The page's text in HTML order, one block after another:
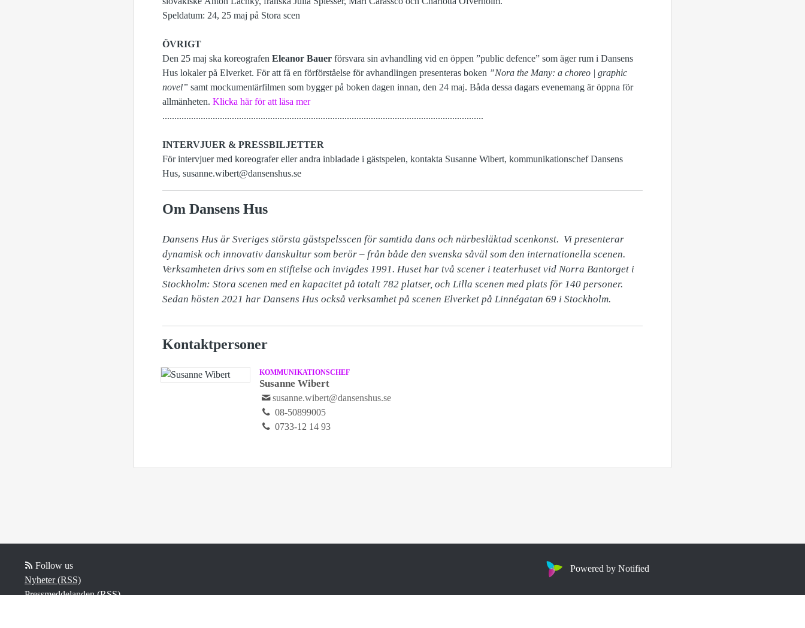
Speldatum: 24, 25 maj på Stora scen
ÖVRIGT
Den 25 maj ska koreografen Eleanor Bauer försvara sin avhandling vid en öppen ”public defence” som äger rum i Dansens
Hus lokaler på Elverket. För att få en förförståelse för avhandlingen presenteras boken ”Nora the Many: a choreo | graphic
novel” samt mockumentärfilmen som bygger på boken dagen innan, den 24 maj. Båda dessa dagars evenemang är öppna för
allmänheten. Klicka här för att läsa mer
......................................................................................................................................
INTERVJUER & PRESSBILJETTER
För intervjuer med koreografer eller andra inbladade i gästspelen, kontakta Susanne Wibert, kommunikationschef Dansens
Hus, susanne.wibert@dansenshus.se
Om Dansens Hus
Dansens Hus är Sveriges största gästspelsscen för samtida dans och närbesläktad scenkonst.  Vi presenterar
dynamisk och innovativ danskultur som berör – från både den svenska såväl som den internationella scenen.
Verksamheten drivs som en stiftelse och invigdes 1991. Huset har två scener i teaterhuset vid Norra Bantorget i
Stockholm: Stora scenen med en kapacitet på totalt 782 platser, och Lilla scenen med plats för 140 personer.
Sedan hösten 2021 har Dansens Hus också verksamhet på scenen Elverket på Linnégatan 69 i Stockholm.
Kontaktpersoner
KOMMUNIKATIONSCHEF
Susanne Wibert
susanne.wibert@dansenshus.se
08-50899005
0733-12 14 93
Follow us
Nyheter (RSS)
Pressmeddelanden (RSS)
Powered by Notified